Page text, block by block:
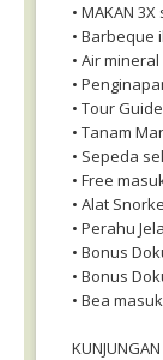
• MAKAN
• Barbeque
• Air
•
• Tour
• Tanam
• Sepeda
• Free
• Alat
• Perahu
• Bonus
• Bonus
• Bea
KUNJUNGAN